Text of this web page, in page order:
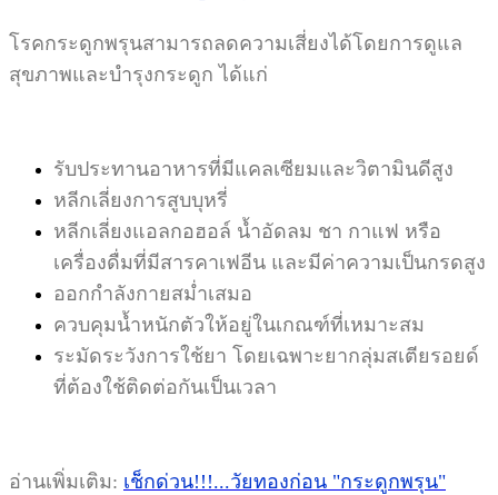
โรคกระดูกพรุนสามารถลดความเสี่ยงได้โดยการดูแล
สุขภาพและบำรุงกระดูก ได้แก่
รับประทานอาหารที่มีแคลเซียมและวิตามินดีสูง
หลีกเลี่ยงการสูบบุหรี่
หลีกเลี่ยงแอลกอฮอล์ น้ำอัดลม ชา กาแฟ หรือ
เครื่องดื่มที่มีสารคาเฟอีน และมีค่าความเป็นกรดสูง
ออกกำลังกายสม่ำเสมอ
ควบคุมน้ำหนักตัวให้อยู่ในเกณฑ์ที่เหมาะสม
ระมัดระวังการใช้ยา โดยเฉพาะยากลุ่มสเตียรอยด์
ที่ต้องใช้ติดต่อกันเป็นเวลา
อ่านเพิ่มเติม: เช็กด่วน!!!...วัยทองก่อน "กระดูกพรุน"